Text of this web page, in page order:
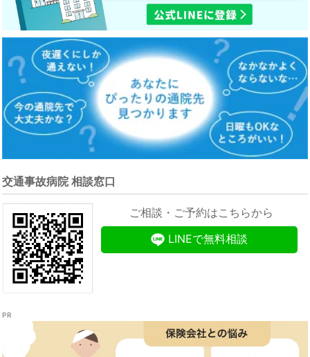
交通事故病院 相談窓口
ご相談・ご予約はこちらから
LINEで無料相談